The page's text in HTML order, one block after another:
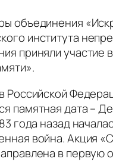
объединения
института
приняли участие
Российской
памятная дата –
года назад
война. Акция
в первую